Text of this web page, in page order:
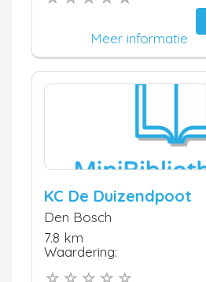
Meer informatie
KC De Duizendpoot
Den Bosch
7.8 km
Waardering: